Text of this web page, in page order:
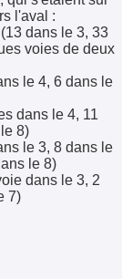
l'aval :
dans le 3, 33
voies de deux
le 4, 6 dans le
dans le 4, 11
8)
le 3, 8 dans le
le 8)
dans le 3, 2
7)